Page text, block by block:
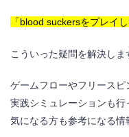
ズ）を合計600回
blood
リースピン確
blood
「blood suckersをプレイ
こういった疑問を解決しま
ゲームフローやフリース
実践シミュレーションも行
気になる方も参考になる情